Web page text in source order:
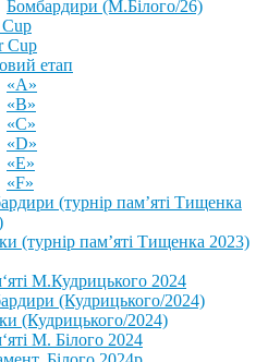
Бомбардири (М.Білого/26)
Cup
етап
«А»
«В»
«С»
«D»
«Е»
«F»
(турнір пам’яті Тищенка
(турнір пам’яті Тищенка 2023)
М.Кудрицького 2024
(Кудрицького/2024)
(Кудрицького/2024)
М. Білого 2024⁩